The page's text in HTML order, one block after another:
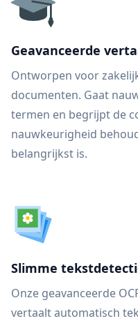
Geavanceerde
Ontworpen voor
documenten. Gaat
termen en begrijpt de
nauwkeurigheid
belangrijkst is.
Slimme
Onze geavanceerde
vertaalt automatisch